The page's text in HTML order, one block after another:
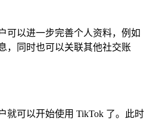
可以进一步完善个人资料，例如
，同时也可以关联其他社交账
就可以开始使用 TikTok 了。此时